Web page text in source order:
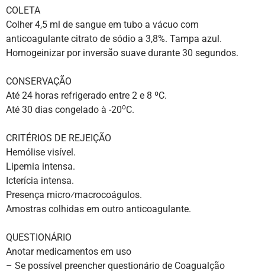
COLETA
Colher 4,5 ml de sangue em tubo a vácuo com
anticoagulante citrato de sódio a 3,8%. Tampa azul.
Homogeinizar por inversão suave durante 30 segundos.
CONSERVAÇÃO
Até 24 horas refrigerado entre 2 e 8 ºC.
Até 30 dias congelado à -20oC.
CRITÉRIOS DE REJEIÇÃO
Hemólise visível.
Lipemia intensa.
Icterícia intensa.
Presença micro⁄macrocoágulos.
Amostras colhidas em outro anticoagulante.
QUESTIONÁRIO
Anotar medicamentos em uso
– Se possível preencher questionário de Coagualção